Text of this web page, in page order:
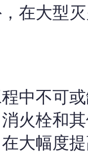
在大型
中不可
火栓和
大幅度